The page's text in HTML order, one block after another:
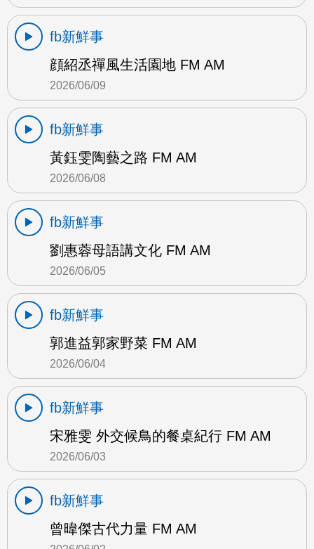
fb新鮮事
顔紹丞禪風生活園地 FM AM
2026/06/09
fb新鮮事
黃鈺雯陶藝之路 FM AM
2026/06/08
fb新鮮事
劉惠蓉母語講文化 FM AM
2026/06/05
fb新鮮事
郭進益郭家野菜 FM AM
2026/06/04
fb新鮮事
宋雅雯 外交候鳥的餐桌紀行 FM AM
2026/06/03
fb新鮮事
曾暐傑古代力量 FM AM